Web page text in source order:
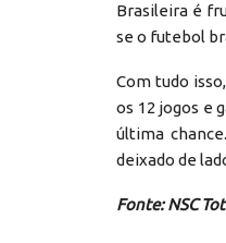
Brasileira é
se o futebol
Com tudo
os 12 jogos e
última
deixado de
Fonte: NSC